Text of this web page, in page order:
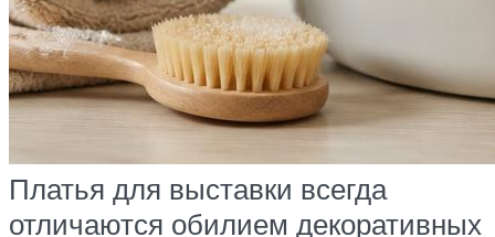
Платья для выставки всегда
отличаются обилием декоративных